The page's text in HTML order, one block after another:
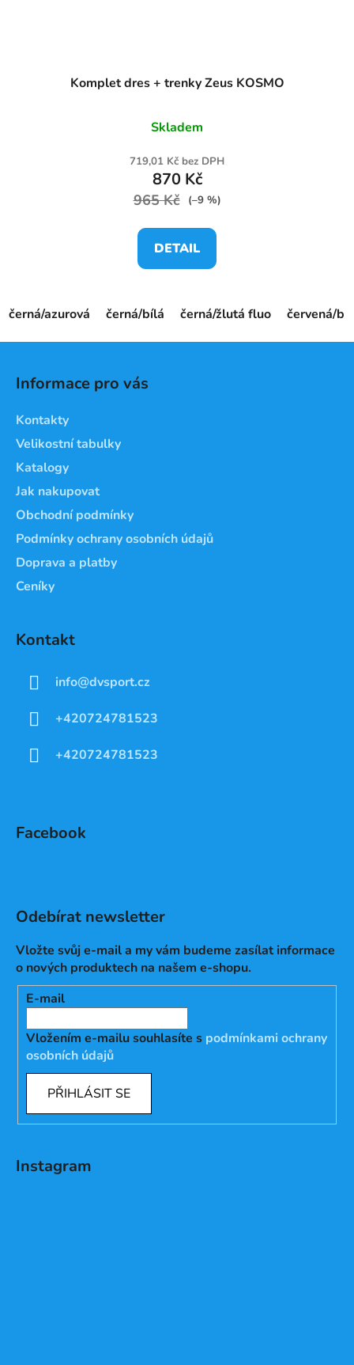
Komplet dres + trenky Zeus KOSMO
Skladem
719,01 Kč bez DPH
870 Kč
965 Kč (–9 %)
DETAIL
černá/azurová černá/bílá černá/žlutá fluo červená/
Informace pro vás
Kontakty
Velikostní tabulky
Katalogy
Jak nakupovat
Obchodní podmínky
Podmínky ochrany osobních údajů
Doprava a platby
Ceníky
Kontakt
info@dvsport.cz
+420724781523
+420724781523
Facebook
Odebírat newsletter
Vložte svůj e-mail a my vám budeme zasílat informace
o nových produktech na našem e-shopu.
E-mail
Vložením e-mailu souhlasíte s podmínkami ochrany
osobních údajů
PŘIHLÁSIT SE
Instagram